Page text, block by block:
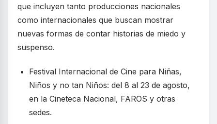
que incluyen tanto producciones nacionales
como internacionales que buscan mostrar
nuevas formas de contar historias de miedo y
suspenso.
Festival Internacional de Cine para Niñas,
Niños y no tan Niños: del 8 al 23 de agosto,
en la Cineteca Nacional, FAROS y otras
sedes.